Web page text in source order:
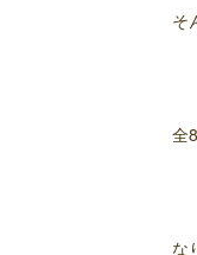
そ
全
な